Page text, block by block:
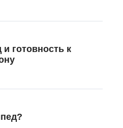
готовность к